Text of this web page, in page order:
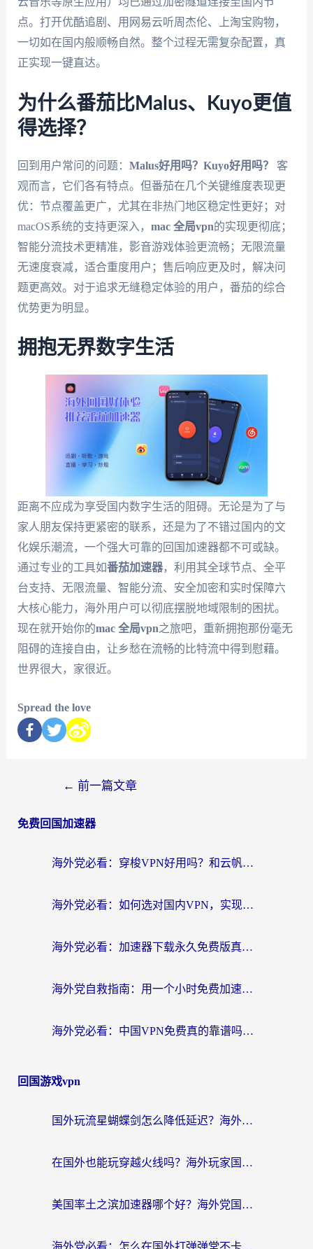
点。打开优酷追剧、用网易云听周杰伦、上淘宝购物，
一切如在国内般顺畅自然。整个过程无需复杂配置，真
正实现一键直达。
为什么番茄比Malus、Kuyo更值
得选择？
回到用户常问的问题： Malus好用吗？Kuyo好用吗？
客
观而言，它们各有特点。但番茄在几个关键维度表现更
优：节点覆盖更广，尤其在非热门地区稳定性更好；对
macOS系统的支持更深入， mac 全局vpn的实现更彻底；
智能分流技术更精准，影音游戏体验更流畅；无限流量
无速度衰减，适合重度用户；售后响应更及时，解决问
题更高效。对于追求无缝稳定体验的用户，番茄的综合
优势更为明显。
拥抱无界数字生活
距离不应成为享受国内数字生活的阻碍。无论是为了与
家人朋友保持更紧密的联系，还是为了不错过国内的文
化娱乐潮流，一个强大可靠的回国加速器都不可或缺。
通过专业的工具如番茄加速器，利用其全球节点、全平
台支持、无限流量、智能分流、安全加密和实时保障六
大核心能力，海外用户可以彻底摆脱地域限制的困扰。
现在就开始你的mac 全局vpn之旅吧，重新拥抱那份毫无
阻碍的连接自由，让乡愁在流畅的比特流中得到慰藉。
世界很大，家很近。
Spread the love
← 前一篇文章
免费回国加速器
海外党必看：穿梭VPN好用吗？和云帆VPN对比哪个回国效果更好？附真实测评+避坑指南
海外党必看：如何选对国内VPN，实现无缝访问国内资源？
海外党必看：加速器下载永久免费版真的存在吗？教你无缝访问国内资源的正确姿势
海外党自救指南：用一个小时免费加速器，轻松打破国内资源访问壁垒？
海外党必看：中国VPN免费真的靠谱吗？手把手教你选对回国加速器
回国游戏vpn
国外玩流星蝴蝶剑怎么降低延迟？海外党必看的加速秘籍（含欧洲鸣潮&彩虹岛优化攻略）
在国外也能玩穿越火线吗？海外玩家国服游戏畅玩终极指南
美国率土之滨加速器哪个好？海外党国服游戏畅玩终极指南（附多游戏解决方案）
海外党必看：怎么在国外打弹弹堂不卡？番茄加速器亲测指南